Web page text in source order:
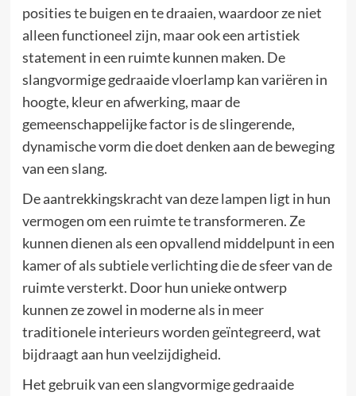
posities te buigen en te draaien, waardoor ze niet
alleen functioneel zijn, maar ook een artistiek
statement in een ruimte kunnen maken. De
slangvormige gedraaide vloerlamp kan variëren in
hoogte, kleur en afwerking, maar de
gemeenschappelijke factor is de slingerende,
dynamische vorm die doet denken aan de beweging
van een slang.
De aantrekkingskracht van deze lampen ligt in hun
vermogen om een ruimte te transformeren. Ze
kunnen dienen als een opvallend middelpunt in een
kamer of als subtiele verlichting die de sfeer van de
ruimte versterkt. Door hun unieke ontwerp
kunnen ze zowel in moderne als in meer
traditionele interieurs worden geïntegreerd, wat
bijdraagt aan hun veelzijdigheid.
Het gebruik van een slangvormige gedraaide